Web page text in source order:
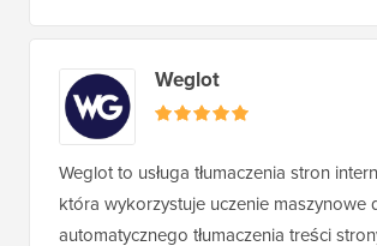
Weglot
Weglot to usługa tłumaczenia stron
która wykorzystuje uczenie maszynowe
automatycznego tłumaczenia treści